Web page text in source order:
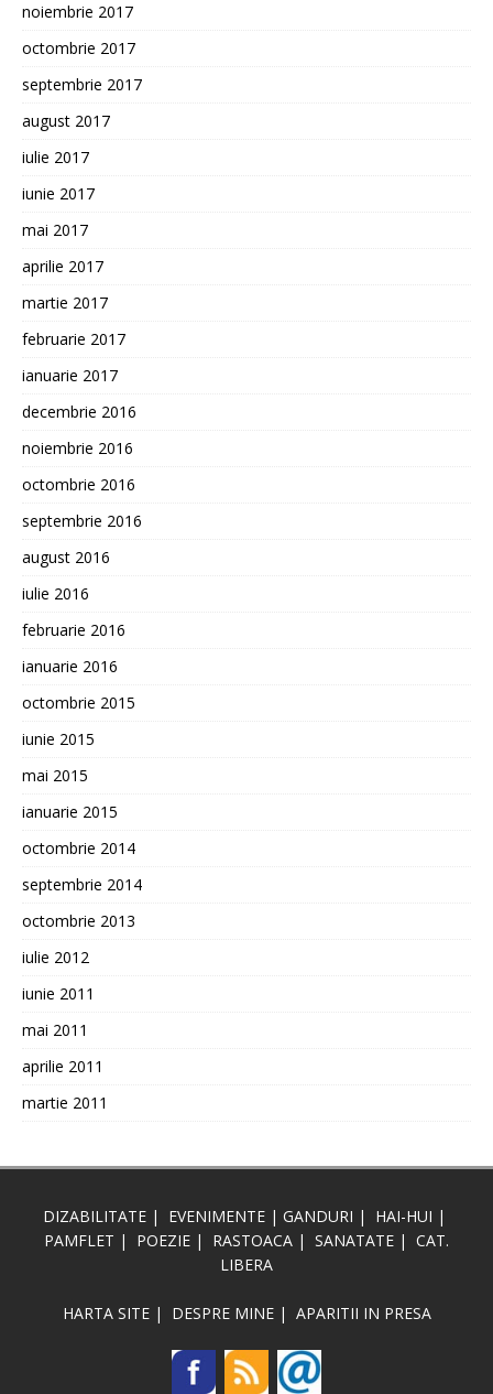
noiembrie 2017
octombrie 2017
septembrie 2017
august 2017
iulie 2017
iunie 2017
mai 2017
aprilie 2017
martie 2017
februarie 2017
ianuarie 2017
decembrie 2016
noiembrie 2016
octombrie 2016
septembrie 2016
august 2016
iulie 2016
februarie 2016
ianuarie 2016
octombrie 2015
iunie 2015
mai 2015
ianuarie 2015
octombrie 2014
septembrie 2014
octombrie 2013
iulie 2012
iunie 2011
mai 2011
aprilie 2011
martie 2011
DIZABILITATE | EVENIMENTE | GANDURI | HAI-HUI |
PAMFLET | POEZIE | RASTOACA | SANATATE | CAT.
LIBERA
HARTA SITE| DESPRE MINE| APARITII IN PRESA